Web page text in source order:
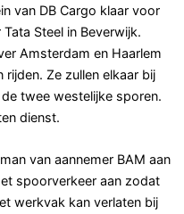
van DB Cargo klaar voor
Steel in Beverwijk.
Amsterdam en Haarlem
rijden. Ze zullen elkaar bij
twee westelijke sporen.
dienst.
van aannemer BAM aan
spoorverkeer aan zodat
werkvak kan verlaten bij